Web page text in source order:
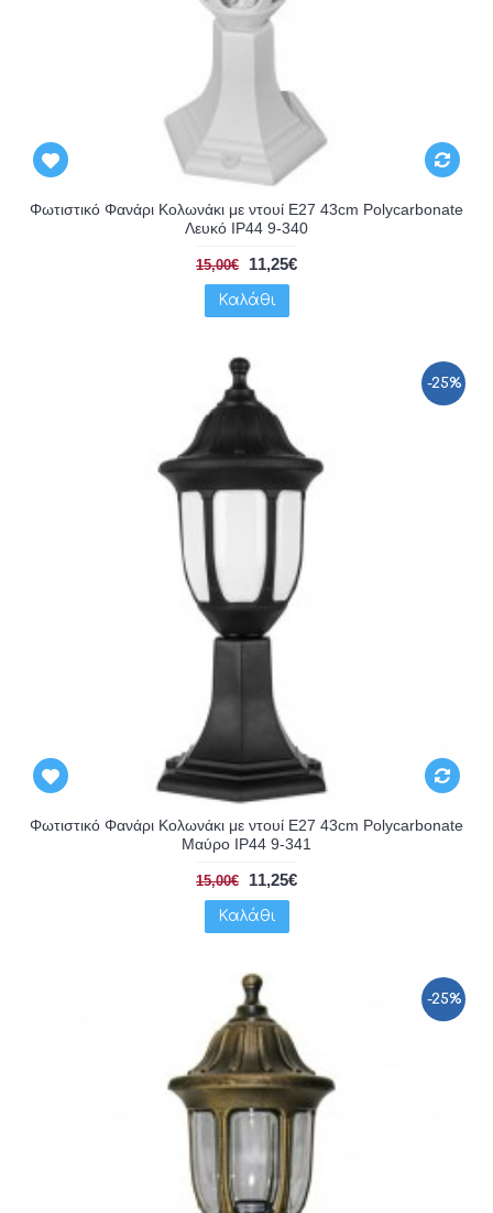
Φωτιστικό Φανάρι Κολωνάκι με ντουί E27 43cm Polycarbonate
Λευκό IP44 9-340
15,00€ 11,25€
Καλάθι
-25%
Φωτιστικό Φανάρι Κολωνάκι με ντουί E27 43cm Polycarbonate
Μαύρο IP44 9-341
15,00€ 11,25€
Καλάθι
-25%